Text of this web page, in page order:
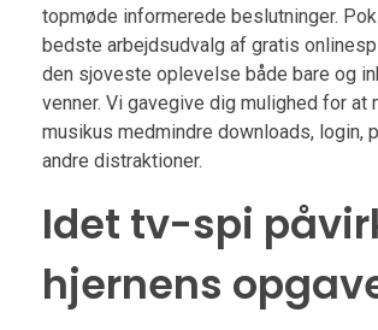
topmøde informerede beslutninger.
bedste arbejdsudvalg af gratis
den sjoveste oplevelse både bare og
venner. Vi gavegive dig mulighed for at
musikus medmindre downloads, login,
andre distraktioner.
Idet tv-spi
hjernens